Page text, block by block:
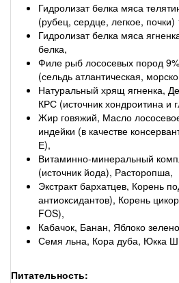
Гидролизат белка мяса
(рубец, сердце, легкое, почки)
Гидролизат белка мяса
белка,
Филе рыб лососевых пород
(сельдь атлантическая,
Натуральный хрящ ягненка,
КРС (источник хондроитина и
Жир говяжий, Масло
индейки (в качестве
Е),
Витаминно-минеральный
(источник йода), Расторопша,
Экстракт бархатцев, Корень
антиоксидантов), Корень
FOS),
Кабачок, Банан, Яблоко
Семя льна, Кора дуба, Юкка
Питательность: